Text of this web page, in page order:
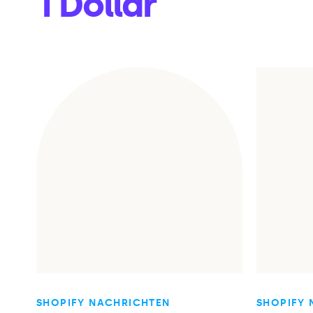
SHOPIFY NACHRICHTEN SHOPIFY